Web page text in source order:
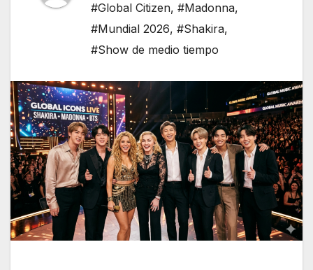
#Global Citizen, #Madonna,
#Mundial 2026, #Shakira,
#Show de medio tiempo